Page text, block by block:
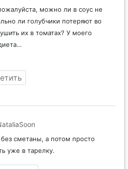
можно ли в соус не
ли голубчики потеряют во
их в томатах? У моего
сметаны, а потом просто
уже в тарелку.